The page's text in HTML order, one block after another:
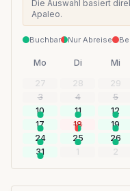
Die Auswahl basiert
Apaleo.
Buchbar Nur Abreise
Mo Di Mi
27
28 29
3
4 5
10
11 12
17
18 19
24
25 26
31
1 2